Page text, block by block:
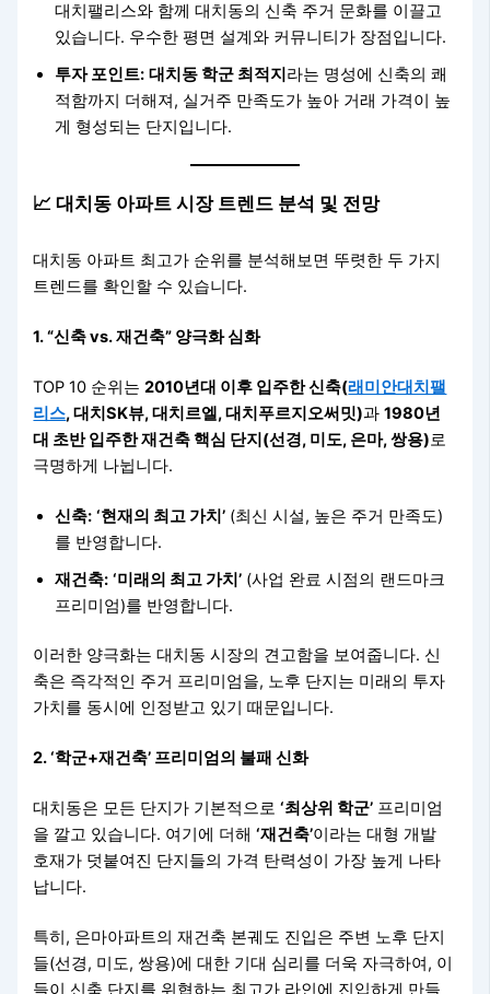
대치팰리스와 함께 대치동의 신축 주거 문화를 이끌고
있습니다. 우수한 평면 설계와 커뮤니티가 장점입니다.
투자 포인트: 대치동 학군 최적지 라는 명성에 신축의 쾌
적함까지 더해져, 실거주 만족도가 높아 거래 가격이 높
게 형성되는 단지입니다.
📈 대치동 아파트 시장 트렌드 분석 및 전망
대치동 아파트 최고가 순위를 분석해보면 뚜렷한 두 가지
트렌드를 확인할 수 있습니다.
1. “신축 vs. 재건축” 양극화 심화
TOP 10 순위는2010년대 이후 입주한 신축(래미안대치팰
리스, 대치SK뷰, 대치르엘, 대치푸르지오써밋)과1980년
대 초반 입주한 재건축 핵심 단지(선경, 미도, 은마, 쌍용)로
극명하게 나뉩니다.
신축: ‘현재의 최고 가치’ (최신 시설, 높은 주거 만족도)
를 반영합니다.
재건축: ‘미래의 최고 가치’ (사업 완료 시점의 랜드마크
프리미엄)를 반영합니다.
이러한 양극화는 대치동 시장의 견고함을 보여줍니다. 신
축은 즉각적인 주거 프리미엄을, 노후 단지는 미래의 투자
가치를 동시에 인정받고 있기 때문입니다.
2. ‘학군+재건축’ 프리미엄의 불패 신화
대치동은 모든 단지가 기본적으로‘최상위 학군’ 프리미엄
을 깔고 있습니다. 여기에 더해‘재건축’이라는 대형 개발
호재가 덧붙여진 단지들의 가격 탄력성이 가장 높게 나타
납니다.
특히, 은마아파트의 재건축 본궤도 진입은 주변 노후 단지
들(선경, 미도, 쌍용)에 대한 기대 심리를 더욱 자극하여, 이
들이 신축 단지를 위협하는 최고가 라인에 진입하게 만들